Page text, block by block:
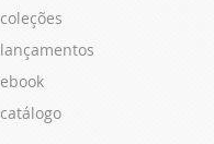
coleções
lançamentos
ebook
catálogo